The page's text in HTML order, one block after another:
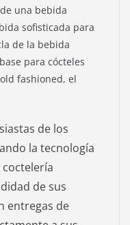
una bebida
sofisticada para
de la bebida
para cócteles
fashioned, el
de los
la tecnología
de sus
entregas de